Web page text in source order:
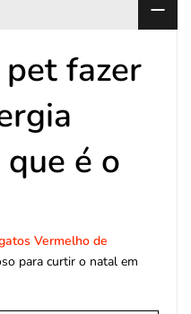
fazer
é o
Vermelho de
para curtir o natal em